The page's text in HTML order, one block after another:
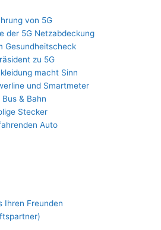
von 5G
der 5G Netzabdeckung
Gesundheitscheck
zu 5G
macht Sinn
und Smartmeter
& Bahn
Stecker
Auto
Ihren Freunden